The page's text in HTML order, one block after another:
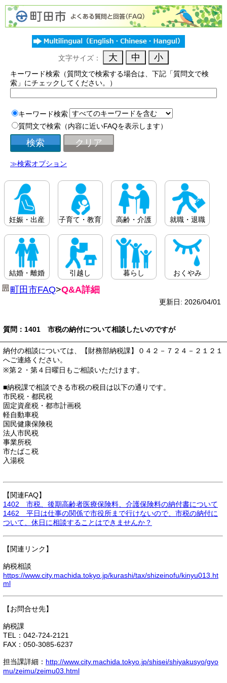
文字サイズ：
キーワード検索（質問文で検索する場合は、下記「質問文で検
索」にチェックしてください。）
キーワード検索
質問文で検索（内容に近いFAQを表示します）
≫検索オプション
妊娠・出産 子育て・教育 高齢・介護 就職・退職
結婚・離婚 引越し 暮らし おくやみ
町田市FAQ>Q&A詳細
更新日: 2026/04/01
質問：1401 市税の納付について相談したいのですが
納付の相談については、【財務部納税課】０４２－７２４－２１２１
へご連絡ください。
※第２・第４日曜日もご相談いただけます。
■納税課で相談できる市税の税目は以下の通りです。
市民税・都民税
固定資産税・都市計画税
軽自動車税
国民健康保険税
法人市民税
事業所税
市たばこ税
入湯税
【関連FAQ】
1402 市税、後期高齢者医療保険料、介護保険料の納付書について
1462 平日は仕事の関係で市役所まで行けないので、市税の納付に
ついて、休日に相談することはできませんか？
【関連リンク】
納税相談
https://www.city.machida.tokyo.jp/kurashi/tax/shizeinofu/kinyu013.ht
ml
【お問合せ先】
納税課
TEL：042-724-2121
FAX：050-3085-6237
担当課詳細： http://www.city.machida.tokyo.jp/shisei/shiyakusyo/gyo
mu/zeimu/zeimu03.html